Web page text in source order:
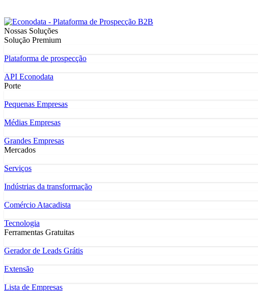
Nossas Soluções
Solução Premium
Plataforma de prospecção
API Econodata
Porte
Pequenas Empresas
Médias Empresas
Grandes Empresas
Mercados
Serviços
Indústrias da transformação
Comércio Atacadista
Tecnologia
Ferramentas Gratuitas
Gerador de Leads Grátis
Extensão
Lista de Empresas